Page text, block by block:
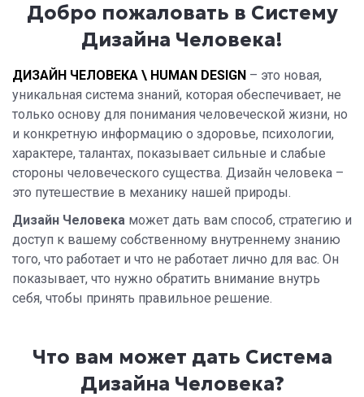
Добро пожаловать в Систему
Дизайна Человека!
ДИЗАЙН ЧЕЛОВЕКА \ HUMAN DESIGN – это новая,
уникальная система знаний, которая обеспечивает, не
только основу для понимания человеческой жизни, но
и конкретную информацию о здоровье, психологии,
характере, талантах, показывает сильные и слабые
стороны человеческого существа. Дизайн человека –
это путешествие в механику нашей природы.
Дизайн Человека может дать вам способ, стратегию и
доступ к вашему собственному внутреннему знанию
того, что работает и что не работает лично для вас. Он
показывает, что нужно обратить внимание внутрь
себя, чтобы принять правильное решение.
Что вам может дать Система
Дизайна Человека?